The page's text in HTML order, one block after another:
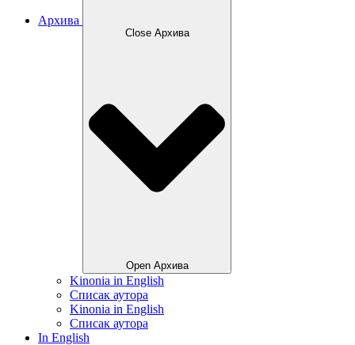
Архива
Close Архива
Open Архива
Kinonia in English
Списак аутора
Kinonia in English
Списак аутора
In English